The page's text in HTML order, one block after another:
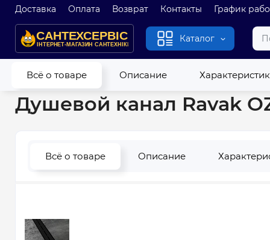
Доставка Оплата Возврат Контакты График
Каталог
Всё о товаре Описание
Главная Канализация Трапы Трапы из нержавеющей
Душевой канал Ravak
Всё о товаре Описание